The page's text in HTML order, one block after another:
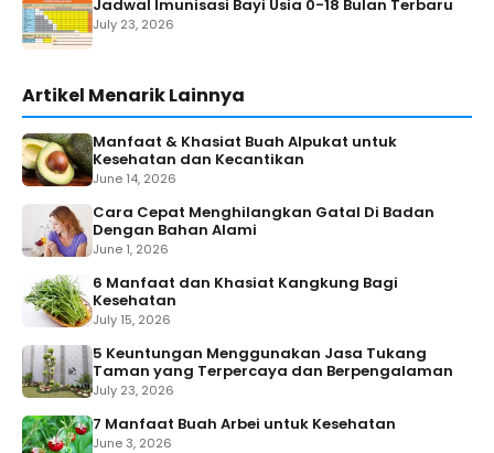
Jadwal Imunisasi Bayi Usia 0-18 Bulan Terbaru
July 23, 2026
Artikel Menarik Lainnya
Manfaat & Khasiat Buah Alpukat untuk
Kesehatan dan Kecantikan
June 14, 2026
Cara Cepat Menghilangkan Gatal Di Badan
Dengan Bahan Alami
June 1, 2026
6 Manfaat dan Khasiat Kangkung Bagi
Kesehatan
July 15, 2026
5 Keuntungan Menggunakan Jasa Tukang
Taman yang Terpercaya dan Berpengalaman
July 23, 2026
7 Manfaat Buah Arbei untuk Kesehatan
June 3, 2026